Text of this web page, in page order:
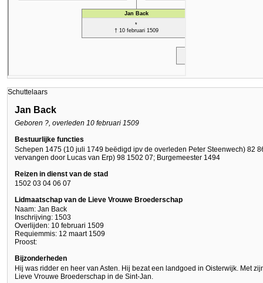
Schuttelaars
Jan Back
Geboren ?, overleden 10 februari 1509
Bestuurlijke functies
Schepen 1475 (10 juli 1749 beëdigd ipv de overleden Peter Steenwech) 82
vervangen door Lucas van Erp) 98 1502 07; Burgemeester 1494
Reizen in dienst van de stad
1502 03 04 06 07
Lidmaatschap van de Lieve Vrouwe Broederschap
Naam: Jan Back
Inschrijving: 1503
Overlijden: 10 februari 1509
Requiemmis: 12 maart 1509
Proost:
Bijzonderheden
Hij was ridder en heer van Asten. Hij bezat een landgoed in Oisterwijk. Met
Lieve Vrouwe Broederschap in de Sint-Jan.